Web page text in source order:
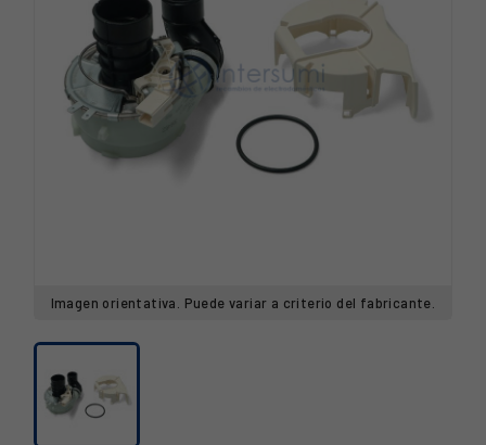
Imagen orientativa. Puede variar a criterio del fabricante.